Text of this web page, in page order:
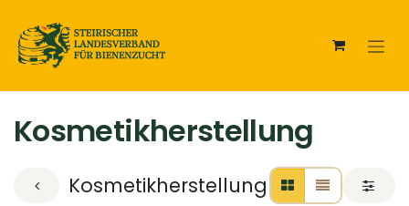
Kosmetikherstellung
Kosmetikherstellung